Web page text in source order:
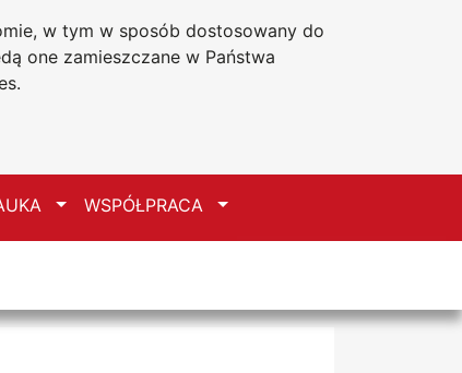
w tym w sposób dostosowany do
one zamieszczane w PaństwaDeklaracja dostępności
Przełącz
WSPÓŁPRACA Przełącz